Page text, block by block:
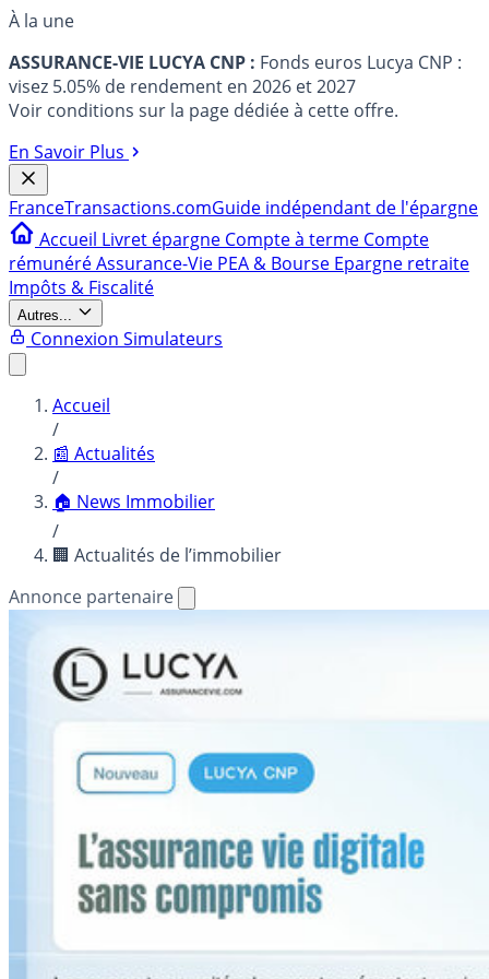
À la une
ASSURANCE-VIE LUCYA CNP : Fonds euros Lucya CNP :
visez 5.05% de rendement en 2026 et 2027
Voir conditions sur la page dédiée à cette offre.
En Savoir Plus
FranceTransactions.comGuide indépendant de l'épargne
Accueil Livret épargne Compte à terme Compte
rémunéréAssurance-Vie PEA & Bourse Epargne retraite
Impôts & Fiscalité
Autres...
Connexion Simulateurs
Accueil
/
📰 Actualités
/
🏠 News Immobilier
/
🏢 Actualités de l’immobilier
Annonce partenaire